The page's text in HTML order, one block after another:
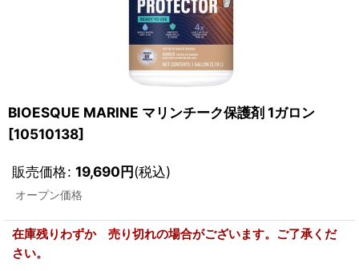
BIOESQUE MARINE マリンチーク保護剤 1ガロン
[10510138]
販売価格: 19,690円(税込)
オープン価格
在庫残りわずか 売り切れの場合がございます。ご了承くだ
さい。